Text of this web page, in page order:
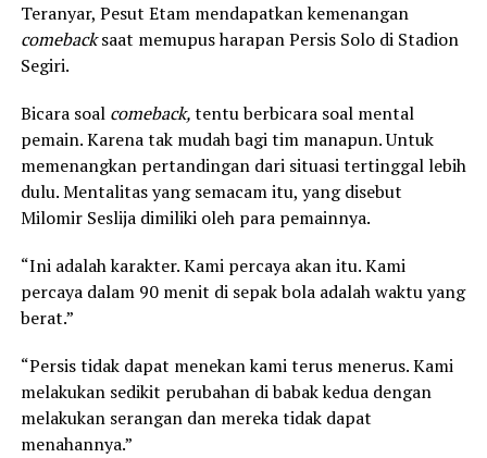
Teranyar, Pesut Etam mendapatkan kemenangan
comebacksaat memupus harapan Persis Solo di Stadion
Segiri.
Bicara soal comeback,tentu berbicara soal mental
pemain. Karena tak mudah bagi tim manapun. Untuk
memenangkan pertandingan dari situasi tertinggal lebih
dulu. Mentalitas yang semacam itu, yang disebut
Milomir Seslija dimiliki oleh para pemainnya.
“Ini adalah karakter. Kami percaya akan itu. Kami
percaya dalam 90 menit di sepak bola adalah waktu yang
berat.”
“Persis tidak dapat menekan kami terus menerus. Kami
melakukan sedikit perubahan di babak kedua dengan
melakukan serangan dan mereka tidak dapat
menahannya.”